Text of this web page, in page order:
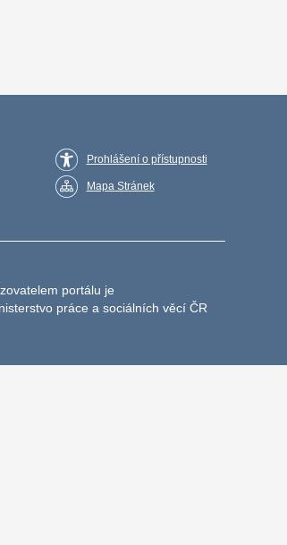
Prohlášení o přístupnosti
Mapa Stránek
portálu je
práce a sociálních věcí ČR